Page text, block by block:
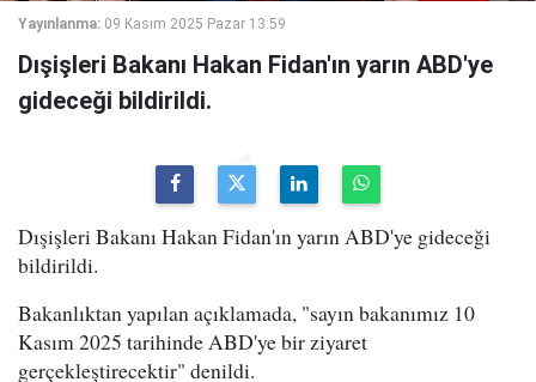
Yayınlanma: 09 Kasım 2025 Pazar 13:59
Dışişleri Bakanı Hakan Fidan'ın yarın ABD'ye
gideceği bildirildi.
Dışişleri Bakanı Hakan Fidan'ın yarın ABD'ye gideceği
bildirildi.
Bakanlıktan yapılan açıklamada, "sayın bakanımız 10
Kasım 2025 tarihinde ABD'ye bir ziyaret
gerçekleştirecektir" denildi.